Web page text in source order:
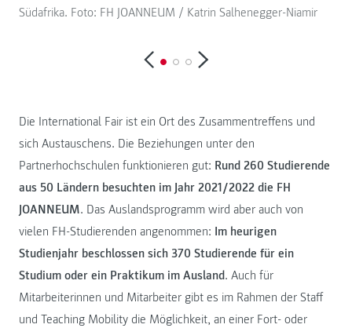
Südafrika. Foto: FH JOANNEUM / Katrin Salhenegger-Niamir
Die International Fair ist ein Ort des Zusammentreffens und
sich Austauschens. Die Beziehungen unter den
Partnerhochschulen funktionieren gut: Rund 260 Studierende
aus 50 Ländern besuchten im Jahr 2021/2022 die FH
JOANNEUM. Das Auslandsprogramm wird aber auch von
vielen FH-Studierenden angenommen: Im heurigen
Studienjahr beschlossen sich 370 Studierende für ein
Studium oder ein Praktikum im Ausland. Auch für
Mitarbeiterinnen und Mitarbeiter gibt es im Rahmen der Staff
und Teaching Mobility die Möglichkeit, an einer Fort- oder